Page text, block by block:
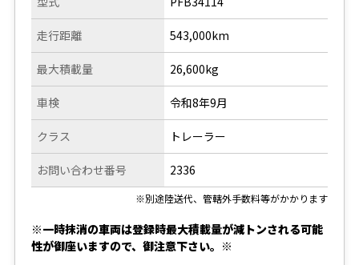
走行距離 543,000km
最大積載量
車検
クラス
お問い合わせ番号
26,600kg
令和8年9月
トレーラー
2336
※別途陸送代、管轄外手数料等がかかります
※一時抹消の車両は登録時最大積載量が減トンされる可能
性が御座いますので、御注意下さい。※